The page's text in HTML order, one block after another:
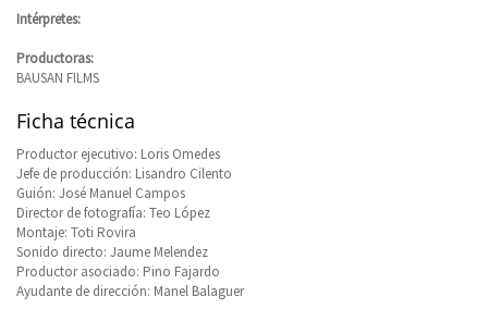
Intérpretes:
Productoras:
BAUSAN FILMS
Ficha técnica
Productor ejecutivo: Loris Omedes
Jefe de producción: Lisandro Cilento
Guión: José Manuel Campos
Director de fotografía: Teo López
Montaje: Toti Rovira
Sonido directo: Jaume Melendez
Productor asociado: Pino Fajardo
Ayudante de dirección: Manel Balaguer